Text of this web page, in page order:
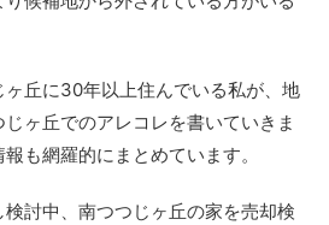
ヶ丘に30年以上住んでいる私が、地
ヶ丘でのアレコレを書いていきま
も網羅的にまとめています。
討中、南つつじヶ丘の家を売却検